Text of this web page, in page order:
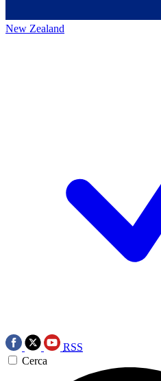
New Zealand
RSS
Cerca